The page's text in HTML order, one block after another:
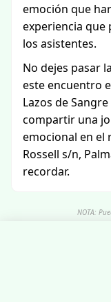
emoción que
experiencia que
los asistentes.
No dejes pasar
este encuentro
Lazos de
compartir una
emocional en el
Rossell s/n,
recordar.
NOTA: